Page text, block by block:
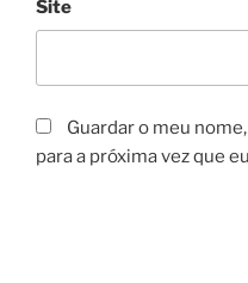
Site
Guardar o meu
para a próxima vez que